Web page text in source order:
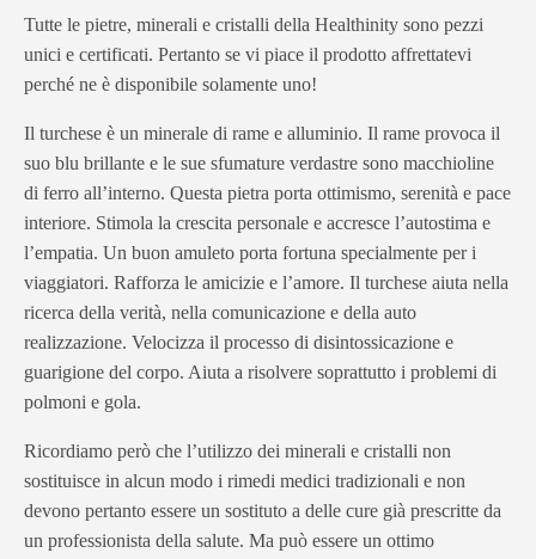
Tutte le pietre, minerali e cristalli della Healthinity sono pezzi
unici e certificati. Pertanto se vi piace il prodotto affrettatevi
perché ne è disponibile solamente uno!
Il turchese è un minerale di rame e alluminio. Il rame provoca il
suo blu brillante e le sue sfumature verdastre sono macchioline
di ferro all’interno. Questa pietra porta ottimismo, serenità e pace
interiore. Stimola la crescita personale e accresce l’autostima e
l’empatia. Un buon amuleto porta fortuna specialmente per i
viaggiatori. Rafforza le amicizie e l’amore. Il turchese aiuta nella
ricerca della verità, nella comunicazione e della auto
realizzazione. Velocizza il processo di disintossicazione e
guarigione del corpo. Aiuta a risolvere soprattutto i problemi di
polmoni e gola.
Ricordiamo però che l’utilizzo dei minerali e cristalli non
sostituisce in alcun modo i rimedi medici tradizionali e non
devono pertanto essere un sostituto a delle cure già prescritte da
un professionista della salute. Ma può essere un ottimo